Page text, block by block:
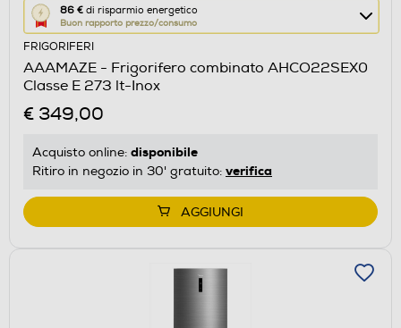
86 € di risparmio energetico
Buon rapporto prezzo/consumo
Questa
azione
aprirà
il
Calcolatore
di
energetico
Youreko.
FRIGORIFERI
AAAMAZE - Frigorifero combinato AHCO22SEX0
Classe E 273 lt-Inox
€ 349,00
Acquisto online: disponibile
Ritiro in negozio in 30' gratuito: verifica
AGGIUNGI